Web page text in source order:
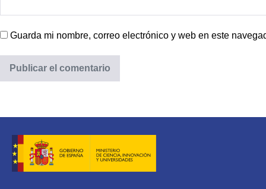
Guarda mi nombre, correo electrónico y web en este